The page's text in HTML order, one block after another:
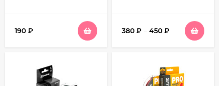
190 ₽ 380 ₽ – 450 ₽